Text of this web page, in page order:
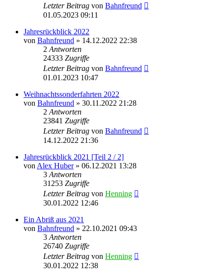
Letzter Beitrag von Bahnfreund
01.05.2023 09:11
Jahresrückblick 2022
von Bahnfreund » 14.12.2022 22:38
2 Antworten
24333 Zugriffe
Letzter Beitrag von Bahnfreund
01.01.2023 10:47
Weihnachtssonderfahrten 2022
von Bahnfreund » 30.11.2022 21:28
2 Antworten
23841 Zugriffe
Letzter Beitrag von Bahnfreund
14.12.2022 21:36
Jahresrückblick 2021 [Teil 2 / 2]
von Alex Huber» 06.12.2021 13:28
3 Antworten
31253 Zugriffe
Letzter Beitrag von Henning
30.01.2022 12:46
Ein Abriß aus 2021
von Bahnfreund » 22.10.2021 09:43
3 Antworten
26740 Zugriffe
Letzter Beitrag von Henning
30.01.2022 12:38